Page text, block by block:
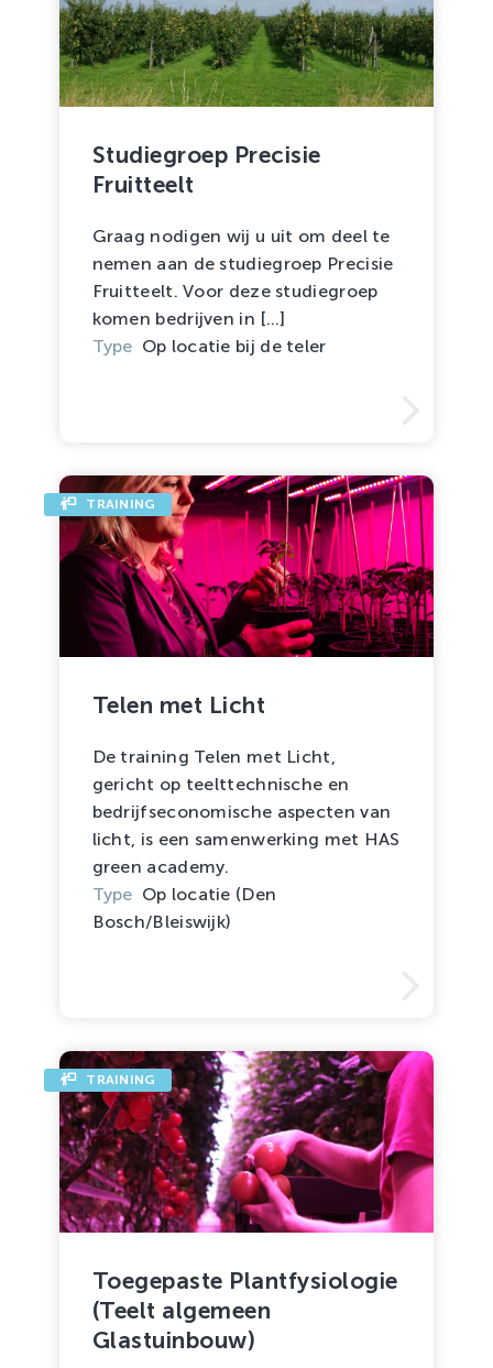
Studiegroep Precisie
Fruitteelt
Graag nodigen wij u uit om deel te
nemen aan de studiegroep Precisie
Fruitteelt. Voor deze studiegroep
komen bedrijven in [...]
Type Op locatie bij de teler
Telen met Licht
De training Telen met Licht,
gericht op teelttechnische en
bedrijfseconomische aspecten van
licht, is een samenwerking met HAS
green academy.
Type Op locatie (Den
Bosch/Bleiswijk)
TRAINING
Toegepaste Plantfysiologie
(Teelt algemeen
Glastuinbouw)
TRAINING